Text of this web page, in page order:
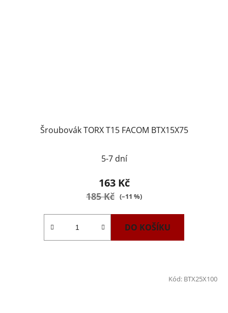
Šroubovák TORX T15 FACOM BTX15X75
5-7 dní
163 Kč
185 Kč (–11 %)
DO KOŠÍKU
Kód: BTX25X100